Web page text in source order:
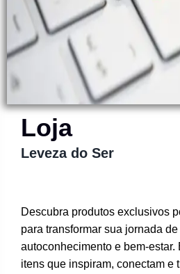
Loja
Leveza do Ser
Descubra produtos exclusivos
para transformar sua jornada de
autoconhecimento e bem-estar.
itens que inspiram, conectam e